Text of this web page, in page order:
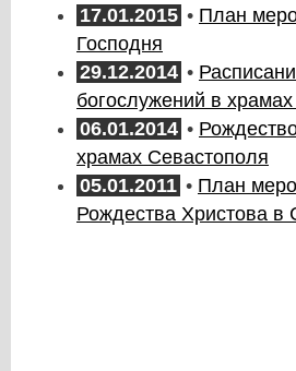
17.01.2015 • План
Господня
29.12.2014 •
богослужений в
06.01.2014 •
храмах Севастополя
05.01.2011 • План
Рождества Христова в